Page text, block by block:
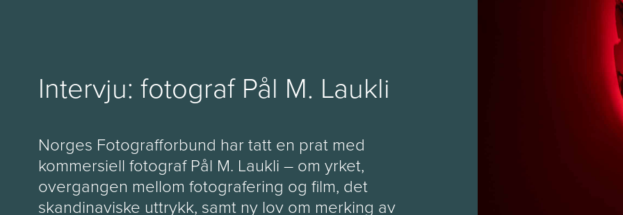
Intervju: fotograf Pål M. Laukli
Norges Fotografforbund har tatt en prat med
kommersiell fotograf Pål M. Laukli – om yrket,
overgangen mellom fotografering og film, det
skandinaviske uttrykk, samt ny lov om merking av